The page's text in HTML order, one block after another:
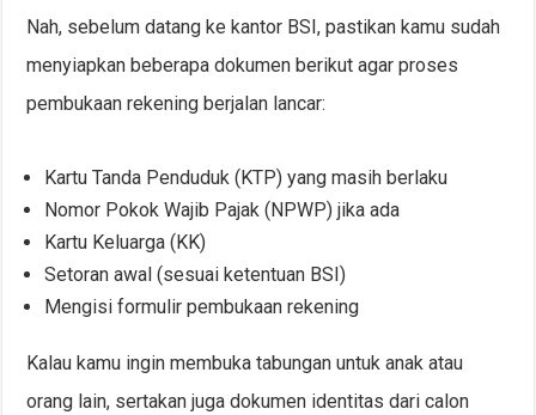
Nah, sebelum datang ke kantor BSI, pastikan kamu sudah
menyiapkan beberapa dokumen berikut agar proses
pembukaan rekening berjalan lancar:
Kartu Tanda Penduduk (KTP) yang masih berlaku
Nomor Pokok Wajib Pajak (NPWP) jika ada
Kartu Keluarga (KK)
Setoran awal (sesuai ketentuan BSI)
Mengisi formulir pembukaan rekening
Kalau kamu ingin membuka tabungan untuk anak atau
orang lain, sertakan juga dokumen identitas dari calon